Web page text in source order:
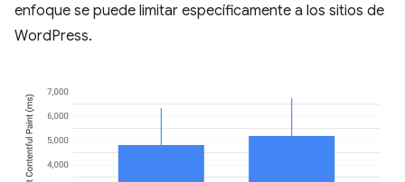
enfoque se puede limitar específicamente a los sitios de
WordPress.